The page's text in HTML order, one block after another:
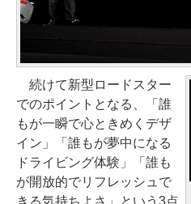
続けて新型ロードスター
でのポイントとなる、「誰
もが一瞬で心ときめくデザ
イン」「誰もが夢中になる
ドライビング体験」「誰も
が開放的でリフレッシュで
きる気持ちよさ」という3点